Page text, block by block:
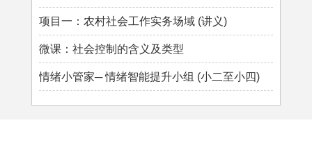
项目一：农村社会工作实务场域 (讲义)
微课：社会控制的含义及类型
情绪小管家─ 情绪智能提升小组 (小二至小四)